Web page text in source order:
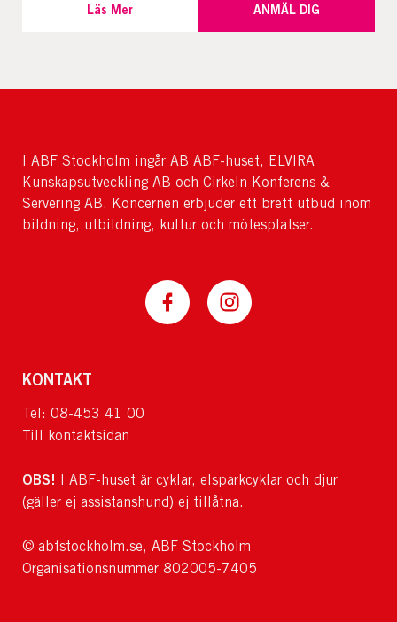
Läs Mer ANMÄL DIG
I ABF Stockholm ingår AB ABF-huset, ELVIRA
Kunskapsutveckling AB och Cirkeln Konferens &
Servering AB. Koncernen erbjuder ett brett utbud inom
bildning, utbildning, kultur och mötesplatser.
KONTAKT
Tel: 08-453 41 00
Till kontaktsidan
OBS! I ABF-huset är cyklar, elsparkcyklar och djur
(gäller ej assistanshund) ej tillåtna.
© abfstockholm.se, ABF Stockholm
Organisationsnummer 802005-7405